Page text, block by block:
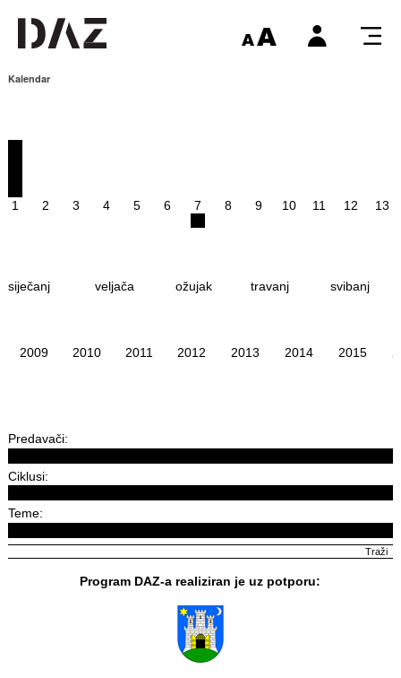
Kalendar
1 2 3 4 5 6 7 8 9 10 11 12 13
siječanj veljača ožujak travanj svibanj
2009 2010 2011 2012 2013 2014 2015
Predavači:
Ciklusi:
Teme:
Program DAZ-a realiziran je uz potporu: